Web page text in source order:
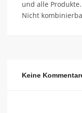
und alle
Nicht
Keine